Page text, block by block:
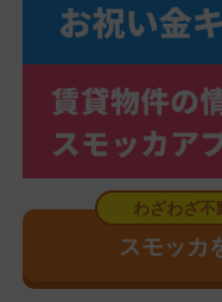
スモッカ